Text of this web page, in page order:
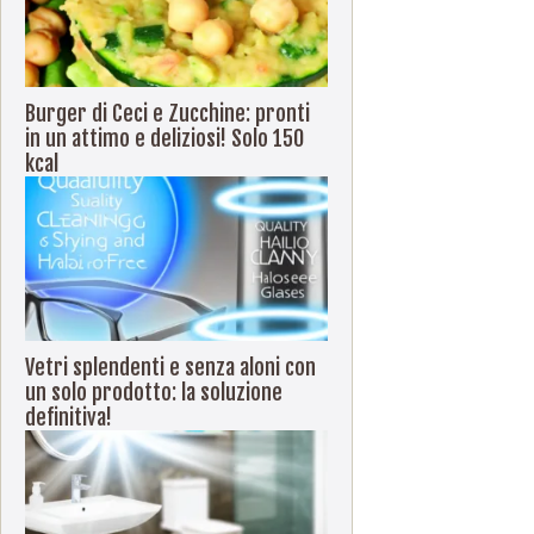
Burger di Ceci e Zucchine: pronti
in un attimo e deliziosi! Solo 150
kcal
Vetri splendenti e senza aloni con
un solo prodotto: la soluzione
definitiva!